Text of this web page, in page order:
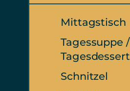
Mittagstisch
Tagessuppe /
Tagesdessert
Schnitzel